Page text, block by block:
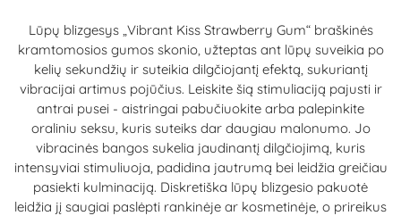
Lūpų blizgesys „Vibrant Kiss Strawberry Gum“ braškinės
kramtomosios gumos skonio, užteptas ant lūpų suveikia po
kelių sekundžių ir suteikia dilgčiojantį efektą, sukuriantį
vibracijai artimus pojūčius. Leiskite šią stimuliaciją pajusti ir
antrai pusei - aistringai pabučiuokite arba palepinkite
oraliniu seksu, kuris suteiks dar daugiau malonumo. Jo
vibracinės bangos sukelia jaudinantį dilgčiojimą, kuris
intensyviai stimuliuoja, padidina jautrumą bei leidžia greičiau
pasiekti kulminaciją. Diskretiška lūpų blizgesio pakuotė
leidžia jį saugiai paslėpti rankinėje ar kosmetinėje, o prireikus